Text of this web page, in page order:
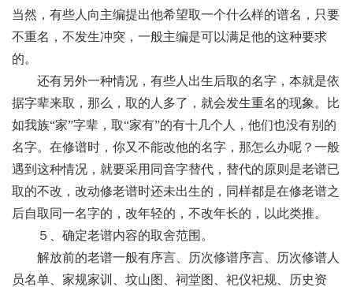
当然，有些人向主编提出他希望取一个什么样的谱名，只要
不重名，不发生冲突，一般主编是可以满足他的这种要求
的。
还有另外一种情况，有些人出生后取的名字，本就是依
据字辈来取，那么，取的人多了，就会发生重名的现象。比
如我族“家”字辈，取“家有”的有十几个人，他们也没有别的
名字。在修谱时，你又不能改他的名字，那怎么办呢？一般
遇到这种情况，就要采用同音字替代，替代的原则是老谱已
取的不改，改动修老谱时还未出生的，同样都是在修老谱之
后自取同一名字的，改年轻的，不改年长的，以此类推。
５、确定老谱内容的取舍范围。
解放前的老谱一般有序言、历次修谱序言、历次修谱人
员名单、家规家训、坟山图、祠堂图、祀仪祀规、历史资